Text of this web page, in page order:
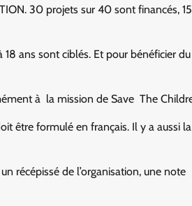
30 projets sur 40 sont financés,
ans sont ciblés. Et pour bénéficier du
à la mission de Save The
être formulé en français. Il y a aussi la
récépissé de l’organisation, une note